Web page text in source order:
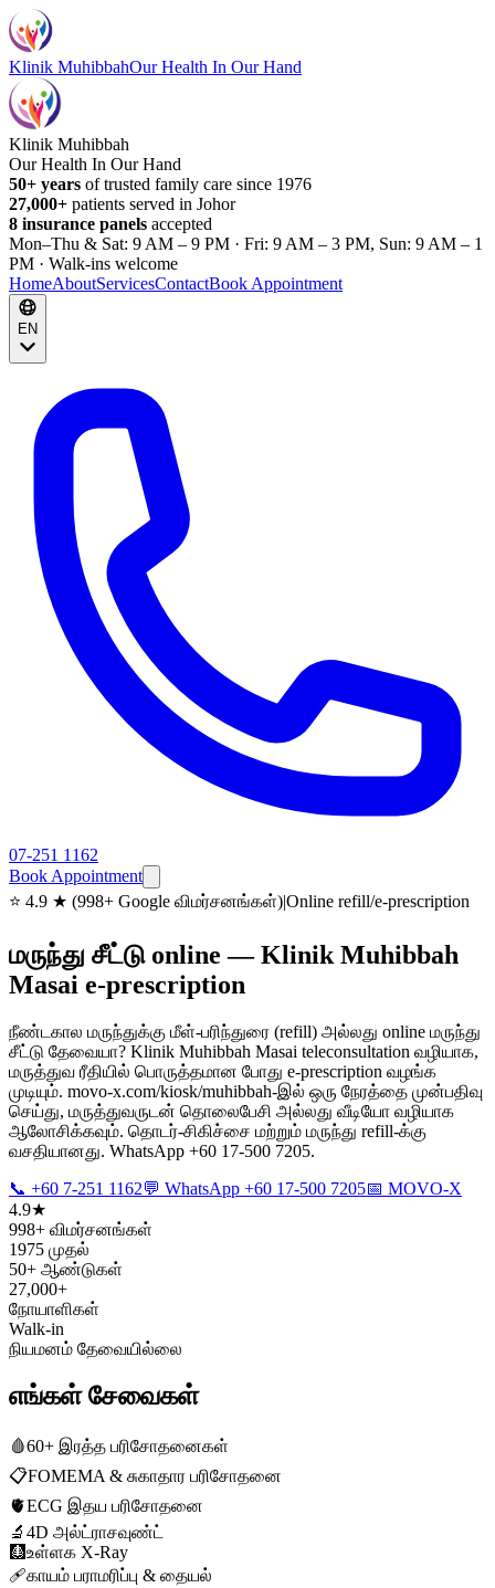
Klinik MuhibbahOur Health In Our Hand
Klinik Muhibbah
Our Health In Our Hand
50+ years of trusted family care since 1976
27,000+ patients served in Johor
8 insurance panels accepted
Mon–Thu & Sat: 9 AM – 9 PM · Fri: 9 AM – 3 PM, Sun: 9 AM – 1
PM · Walk-ins welcome
HomeAboutServicesContactBook Appointment
EN
07-251 1162
Book Appointment
⭐ 4.9 ★ (998+ Google விமர்சனங்கள்)|Online refill/e-prescription
மருந்து சீட்டு online — Klinik Muhibbah
Masai e-prescription
நீண்டகால மருந்துக்கு மீள்-பரிந்துரை (refill) அல்லது online மருந்து
சீட்டு தேவையா? Klinik Muhibbah Masai teleconsultation வழியாக,
மருத்துவ ரீதியில் பொருத்தமான போது e-prescription வழங்க
முடியும். movo-x.com/kiosk/muhibbah-இல் ஒரு நேரத்தை முன்பதிவு
செய்து, மருத்துவருடன் தொலைபேசி அல்லது வீடியோ வழியாக
ஆலோசிக்கவும். தொடர்-சிகிச்சை மற்றும் மருந்து refill-க்கு
வசதியானது. WhatsApp +60 17-500 7205.
📞 +60 7-251 1162💬 WhatsApp +60 17-500 7205📅 MOVO-X
4.9★
998+ விமர்சனங்கள்
1975 முதல்
50+ ஆண்டுகள்
27,000+
நோயாளிகள்
Walk-in
நியமனம் தேவையில்லை
எங்கள் சேவைகள்
🩸60+ இரத்த பரிசோதனைகள்
📋FOMEMA & சுகாதார பரிசோதனை
🫀ECG இதய பரிசோதனை
🔬 4D அல்ட்ராசவுண்ட்
🩻உள்ளக X-Ray
🩹காயம் பராமரிப்பு & தையல்